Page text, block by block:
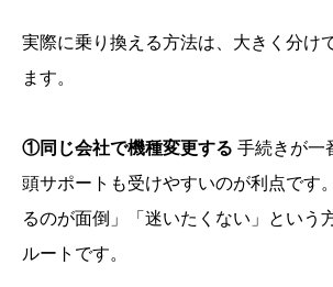
実際に乗り換える方法は、大きく分け
ます。
①同じ会社で機種変更する 手続きが一
頭サポートも受けやすいのが利点です
るのが面倒」「迷いたくない」という
ルートです。